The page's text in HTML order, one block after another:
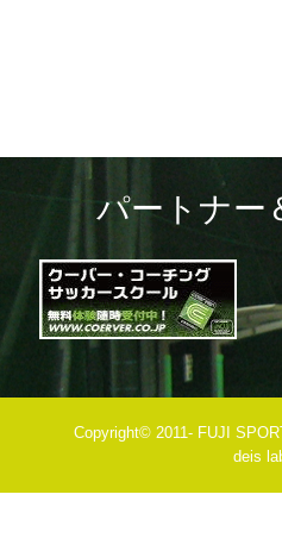
パートナー
Copyright© 2011- FUJI
deis